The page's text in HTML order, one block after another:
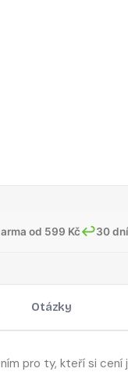
od 599 Kč↩30
Otázky
pro ty, kteří si cení